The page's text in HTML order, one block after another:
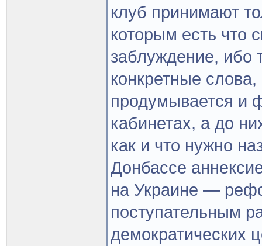
клуб принимают
которым есть что
заблуждение, ибо
конкретные
продумывается и
кабинетах, а до
как и что нужно
Донбассе
на Украине —
поступательным
демократических